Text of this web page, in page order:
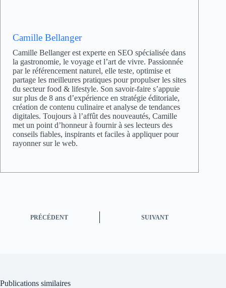
Camille Bellanger
Camille Bellanger est experte en SEO spécialisée dans
la gastronomie, le voyage et l’art de vivre. Passionnée
par le référencement naturel, elle teste, optimise et
partage les meilleures pratiques pour propulser les sites
du secteur food & lifestyle. Son savoir-faire s’appuie
sur plus de 8 ans d’expérience en stratégie éditoriale,
création de contenu culinaire et analyse de tendances
digitales. Toujours à l’affût des nouveautés, Camille
met un point d’honneur à fournir à ses lecteurs des
conseils fiables, inspirants et faciles à appliquer pour
rayonner sur le web.
PRÉCÉDENT SUIVANT
Publications similaires